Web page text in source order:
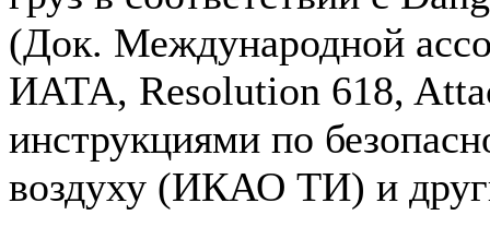
(Док. Международной
ИАТА, Resolution 618,
инструкциями по
воздуху (ИКАО ТИ) и